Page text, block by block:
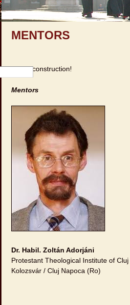
MENTORS
Under construction!
Mentors
Dr. Habil. Zoltán Adorjáni
Protestant Theological Institute of Cluj
Kolozsvár / Cluj Napoca (Ro)